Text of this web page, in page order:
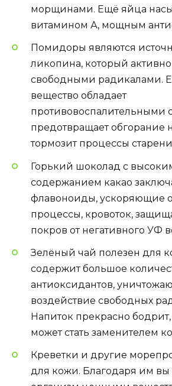
морщинами. Ещё яйца
витамином А, мощным
Помидоры являются
ликопина, который активно
свободными радикалами.
вещество обладает
противовоспалительными
предотвращает обгорание
тормозит процессы
Горький шоколад с
содержанием какао
флавоноиды, ускоряющие
процессы, кровоток,
покров от негативного УФ
Зелёный чай полезен для
содержит большое
антиоксидантов,
воздействие свободных
Напиток прекрасно
может стать заменителем
Креветки и другие
для кожи. Благодаря им вы